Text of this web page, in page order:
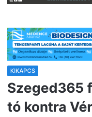
KIKAPCS
Szeged365
tó kontra